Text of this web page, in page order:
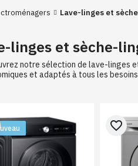
Lave-linges et
linges et sèche-
notre sélection de lave-linges
et adaptés à tous les
favorite_border